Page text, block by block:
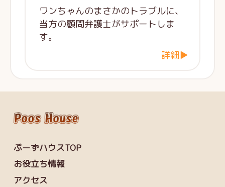
ワンちゃんのまさかのトラブルに、
当方の顧問弁護士がサポートしま
す。
詳細▶
ぷーずハウスTOP
お役立ち情報
アクセス